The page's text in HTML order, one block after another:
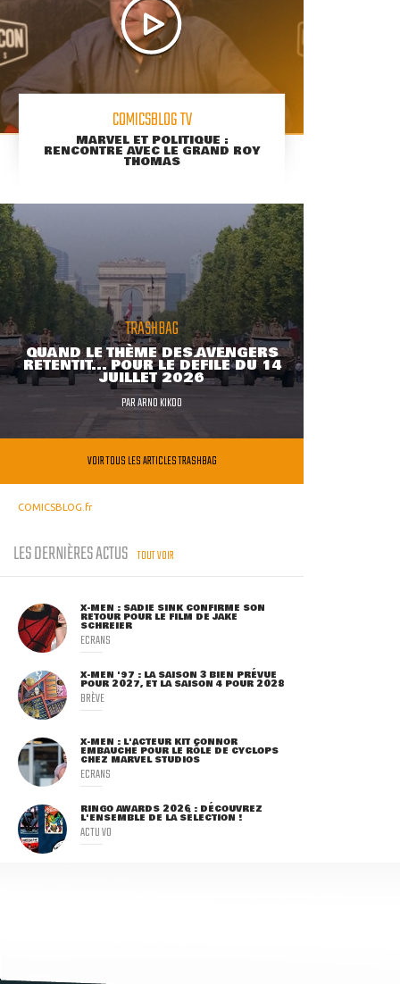
COMICSBLOG TV
MARVEL ET POLITIQUE :
RENCONTRE AVEC LE GRAND ROY
THOMAS
TRASHBAG
QUAND LE THÈME DES AVENGERS
RETENTIT... POUR LE DÉFILÉ DU 14
JUILLET 2026
PARARNO KIKOO
VOIR TOUS LES ARTICLES TRASHBAG
COMICSBLOG.fr
LES DERNIÈRES ACTUS TOUT VOIR
X-MEN : SADIE SINK CONFIRME SON
RETOUR POUR LE FILM DE JAKE
SCHREIER
ECRANS
X-MEN '97 : LA SAISON 3 BIEN PRÉVUE
POUR 2027, ET LA SAISON 4 POUR 2028
BRÈVE
X-MEN : L'ACTEUR KIT CONNOR
EMBAUCHÉ POUR LE RÔLE DE CYCLOPS
CHEZ MARVEL STUDIOS
ECRANS
RINGO AWARDS 2026 : DÉCOUVREZ
L'ENSEMBLE DE LA SÉLECTION !
ACTU VO